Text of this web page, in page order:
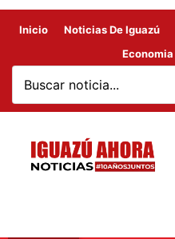
Inicio Noticias De Iguazú
Economia